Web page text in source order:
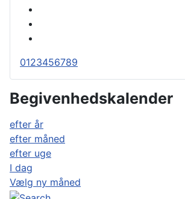
0123456789
Begivenhedskalender
efter år
efter måned
efter uge
I dag
Vælg ny måned